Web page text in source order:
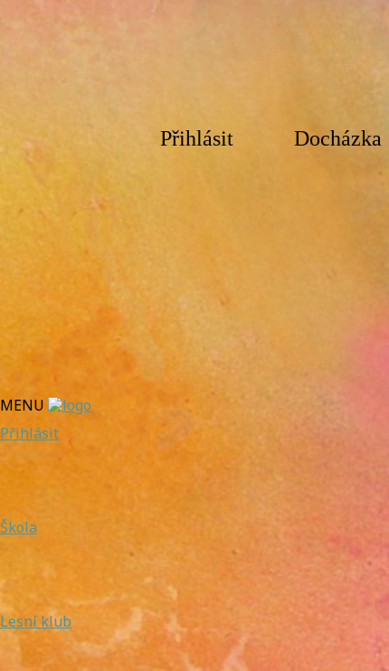
Přihlásit Docházka
MENU
Přihlásit
Škola
Lesní klub